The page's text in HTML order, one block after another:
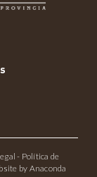
- Política de
by Anaconda